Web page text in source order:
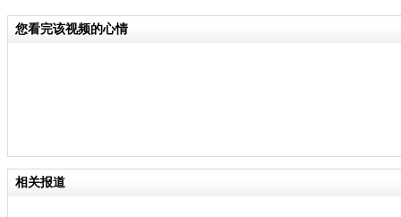
您看完该视频的心情
相关报道